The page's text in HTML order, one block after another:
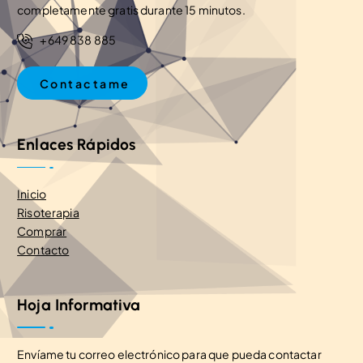
completamente gratis durante 15 minutos.
+649 838 885
Co nt ac ta me
Enlaces Rápidos
Inicio
Risoterapia
Comprar
Contacto
Hoja Informativa
Envíame tu correo electrónico para que pueda contactar